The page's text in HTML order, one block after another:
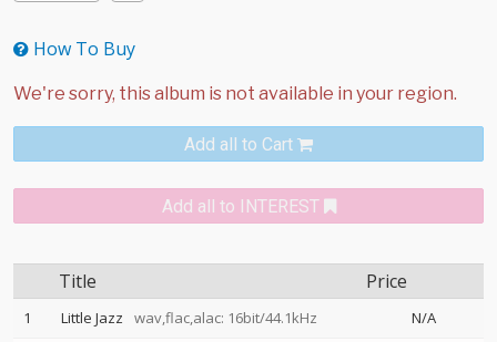
How To Buy
Add all to Cart
Add all to INTEREST
Title Price
1 Little Jazz wav,flac,alac: 16bit/44.1kHz N/A